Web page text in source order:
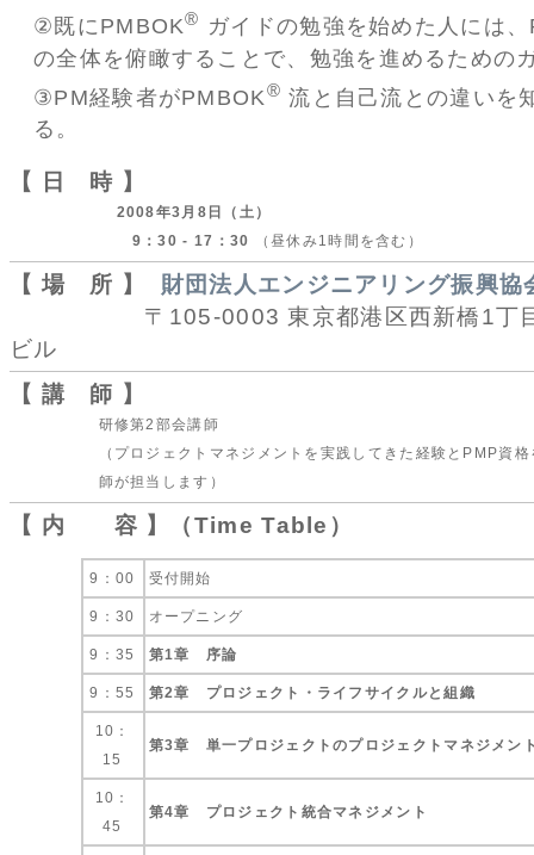
②既にPMBOK®
ガイドの勉強を始めた人には
の全体を俯瞰することで、勉強を進めるための
③PM経験者がPMBOK® 流と自己流との違いを
る。
【 日 時 】
2008年3月8日（土）
9：30 - 17：30
（昼休み1時間を含む）
【 場 所 】
財団法人エンジニアリング振興協
〒105-0003 東京都港区西新橋1丁
ビル
【 講 師 】
研修第2部会講師
（プロジェクトマネジメントを実践してきた経験とPMP資
師が担当します）
【 内 容 】（Time Table）
9：00 受付開始
9：30 オープニング
9：35 第1章 序論
9：55 第2章 プロジェクト・ライフサイクルと組織
10：
15
第3章 単一プロジェクトのプロジェクトマネジメン
10：
45
第4章 プロジェクト統合マネジメント